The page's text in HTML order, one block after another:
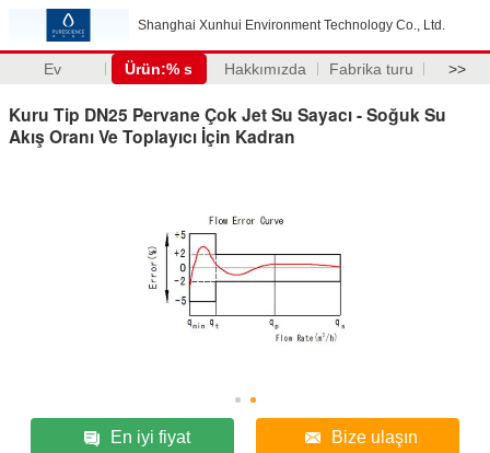
Shanghai Xunhui Environment Technology Co., Ltd.
Ev Ürün:% s Hakkımızda Fabrika turu >>
Kuru Tip DN25 Pervane Çok Jet Su Sayacı - Soğuk Su
Akış Oranı Ve Toplayıcı İçin Kadran
En iyi fiyat Bize ulaşın